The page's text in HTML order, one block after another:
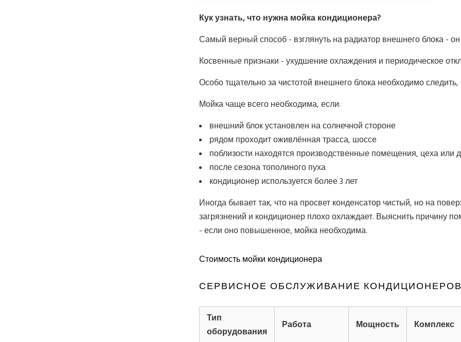
Кук узнать, что нужна мойка кондиционера?
Самый верный способ - взглянуть на радиатор внешнего блока -
Косвенные признаки - ухудшение охлаждения и периодическое
Особо тщательно за чистотой внешнего блока необходимо
Мойка чаще всего необходима, если:
внешний блок установлен на солнечной стороне
рядом проходит оживлённая трасса, шоссе
поблизости находятся производственные помещения, цеха или
после сезона тополиного пуха
кондиционер используется более 3 лет
Иногда бывает так, что на просвет конденсатор чистый, но на
загрязнений и кондиционер плохо охлаждает. Выяснить причину
- если оно повышенное, мойка необходима.
Стоимость мойки кондиционера
СЕРВИСНОЕ ОБСЛУЖИВАНИЕ
Тип
оборудования
Работа Мощность Комплекс